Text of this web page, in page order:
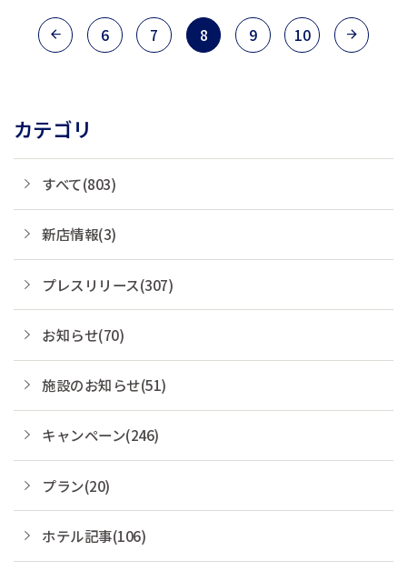
予定の「コンフォートホテルERA札幌北
口」に設置される客室アートの制作に
6 7 8 9 10
カテゴリ
すべて(803)
新店情報(3)
プレスリリース(307)
お知らせ(70)
施設のお知らせ(51)
キャンペーン(246)
プラン(20)
ホテル記事(106)